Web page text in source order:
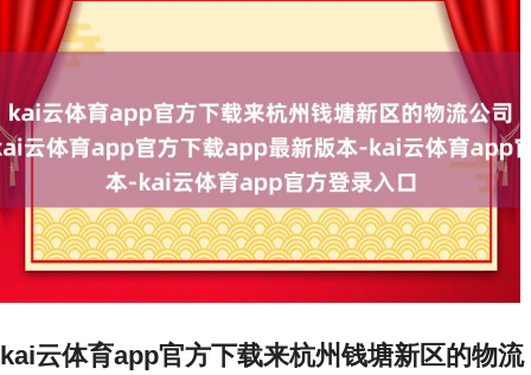
kai云体育app官方下载来杭州钱塘新区的物流